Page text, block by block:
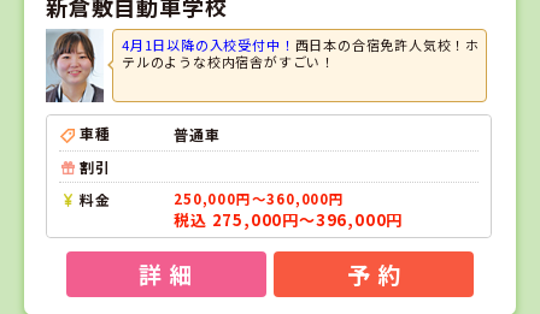
新倉敷自動車学校
4月1日以降の入校受付中！ 西日本の合宿免許人気校！ホ
テルのような校内宿舎がすごい！
車種
普通車
割引
料金
250,000円～360,000円
税込 275,000円～396,000円
詳 細 予 約